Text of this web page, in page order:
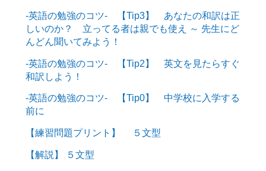
-英語の勉強のコツ- 【Tip3】 あなたの和訳は正
しいのか？ 立ってる者は親でも使え ～ 先生にど
んどん聞いてみよう！
-英語の勉強のコツ- 【Tip2】 英文を見たらすぐ
和訳しよう！
-英語の勉強のコツ- 【Tip0】 中学校に入学する
前に
【練習問題プリント】 ５文型
【解説】 ５文型